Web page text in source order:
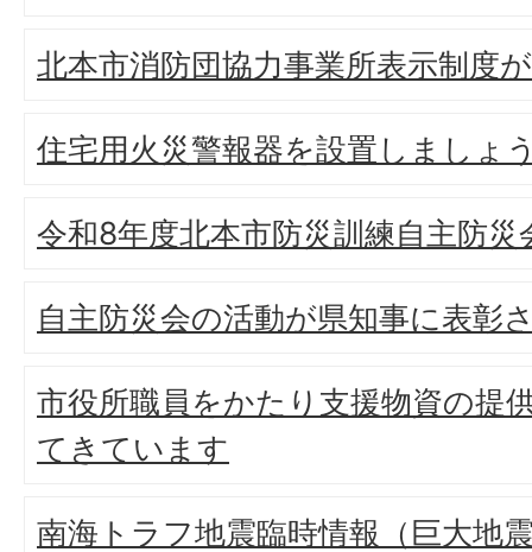
北本市消防団協力事業所表示制度
住宅用火災警報器を設置しましょ
令和8年度北本市防災訓練自主防災
自主防災会の活動が県知事に表彰
市役所職員をかたり支援物資の提
てきています
南海トラフ地震臨時情報（巨大地